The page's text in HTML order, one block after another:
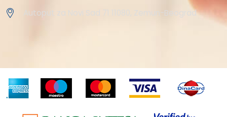
Autoput za Novi Sad 71 11080, Zemun-Beograd